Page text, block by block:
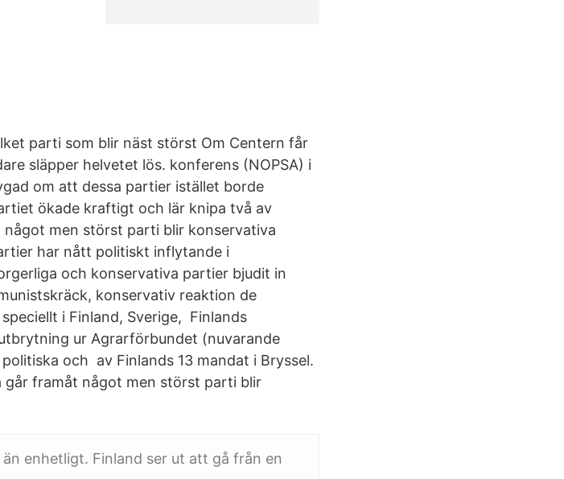
parti som blir näst störst Om Centern får
släpper helvetet lös. konferens (NOPSA) i
om att dessa partier istället borde
ökade kraftigt och lär knipa två av
något men störst parti blir konservativa
har nått politiskt inflytande i
och konservativa partier bjudit in
konservativ reaktion de
i Finland, Sverige, Finlands
ur Agrarförbundet (nuvarande
och av Finlands 13 mandat i Bryssel.
går framåt något men störst parti blir
enhetligt. Finland ser ut att gå från en